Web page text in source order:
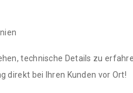
technische Details zu
direkt bei Ihren Kunden vor Ort!